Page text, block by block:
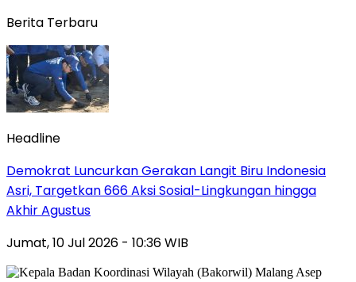
Berita Terbaru
Headline
Demokrat Luncurkan Gerakan Langit Biru Indonesia
Asri, Targetkan 666 Aksi Sosial-Lingkungan hingga
Akhir Agustus
Jumat, 10 Jul 2026 - 10:36 WIB